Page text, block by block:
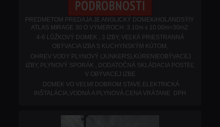
PODROBNOSTI
PREDMETOM PREDAJA JE ANGLICKÝ DOMEK/HOLANDSÝIY
ATLAS MIRAGE 30 O VÝMEROCH: 3.10m x 10.00m=30m2
4-6 LŮŽKOVÝ DOMEK , 3 IZBY, VEĽKÁ PRIESTRANNÁ
OBÝVACIA IZBA S KUCHYNSKÝM KÚTOM,
OHREV VODY PLYNOVÝ (JUNKERS),KÚRENIEOBÝVACEJ
IZBY, PLYNOVÝ SPORÁK , DODATOČNÁ SKLÁDACIA POSTEĽ
V OBÝVACEJ IZBE
DOMEK VO VEĽMI DOBROM STAVE.ELEKTRICKÁ
INŠTALÁCIA,VODNÁ A PLYNOVÁ.CENA VRÁTANE DPH